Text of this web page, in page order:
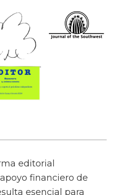
editorial
financiero de
esencial para